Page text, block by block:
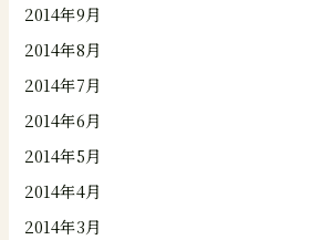
2014年9月
2014年8月
2014年7月
2014年6月
2014年5月
2014年4月
2014年3月